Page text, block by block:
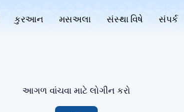
કુરઆન મસઅલા સંસ્થા વિષે સંપર્ક
આગળ વાંચવા માટે લોગીન કરો